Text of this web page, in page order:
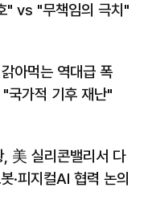
" vs "무책임의 극치"
아먹는 역대급 폭
가적 기후 재난"
美 실리콘밸리서 다
·피지컬AI 협력 논의